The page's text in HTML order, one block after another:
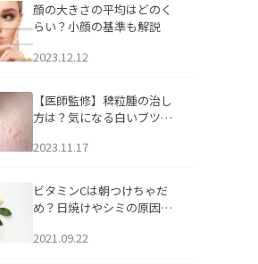
顔の大きさの平均はどのく
らい？小顔の基準も解説
2023.12.12
【医師監修】稗粒腫の治し
方は？気になる白いブツブ
アについて
2023.11.17
ビタミンCは朝つけちゃだ
め？日焼けやシミの原因に
2021.09.22